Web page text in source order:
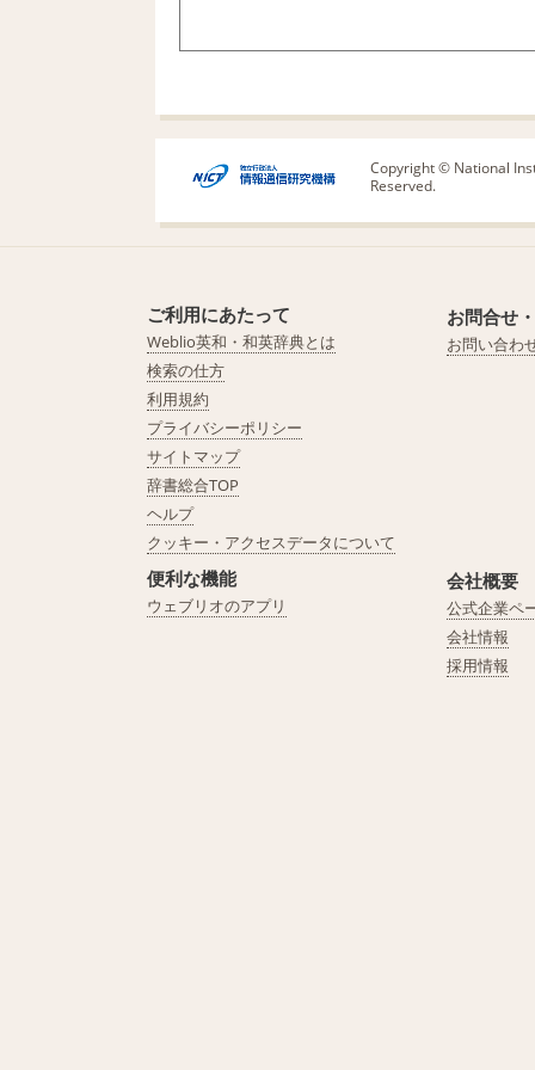
Copyright © National
Reserved.
ご利用にあたって
Weblio英和・和英辞典とは
検索の仕方
利用規約
プライバシーポリシー
サイトマップ
辞書総合TOP
ヘルプ
クッキー・アクセスデータについて
便利な機能
ウェブリオのアプリ
お問合せ
お問い合わ
会社概要
公式企業ペ
会社情報
採用情報